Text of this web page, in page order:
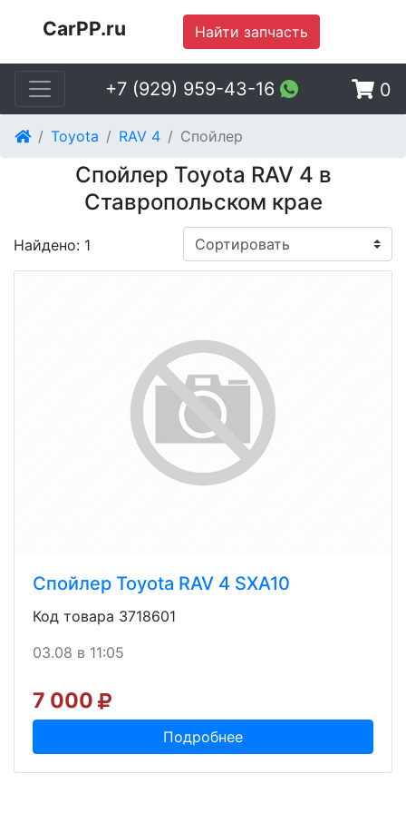
CarPP.ru Найти запчасть
+7 (929) 959-43-16 0
Toyota RAV 4 Спойлер
Спойлер Toyota RAV 4 в
Ставропольском крае
Найдено: 1
Спойлер Toyota RAV 4 SXA10
Код товара 3718601
03.08 в 11:05
7 000
Подробнее